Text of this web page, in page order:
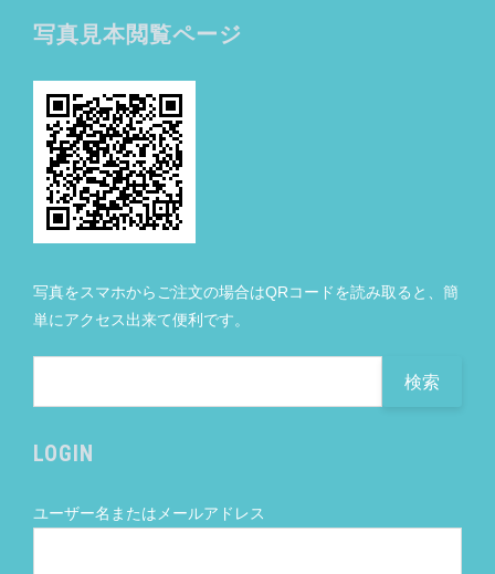
写真見本閲覧ページ
写真をスマホからご注文の場合はQRコードを読み取ると、簡
単にアクセス出来て便利です。
LOGIN
ユーザー名またはメールアドレス